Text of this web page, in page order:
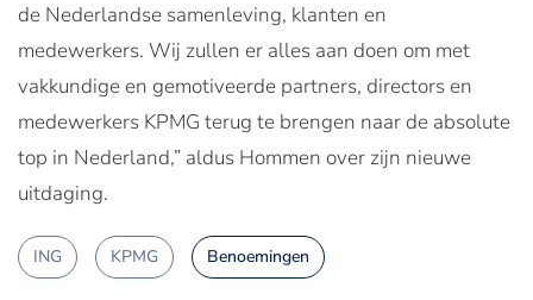
de Nederlandse samenleving, klanten en
medewerkers. Wij zullen er alles aan doen om met
vakkundige en gemotiveerde partners, directors en
medewerkers KPMG terug te brengen naar de absolute
top in Nederland,” aldus Hommen over zijn nieuwe
uitdaging.
ING KPMG Benoemingen